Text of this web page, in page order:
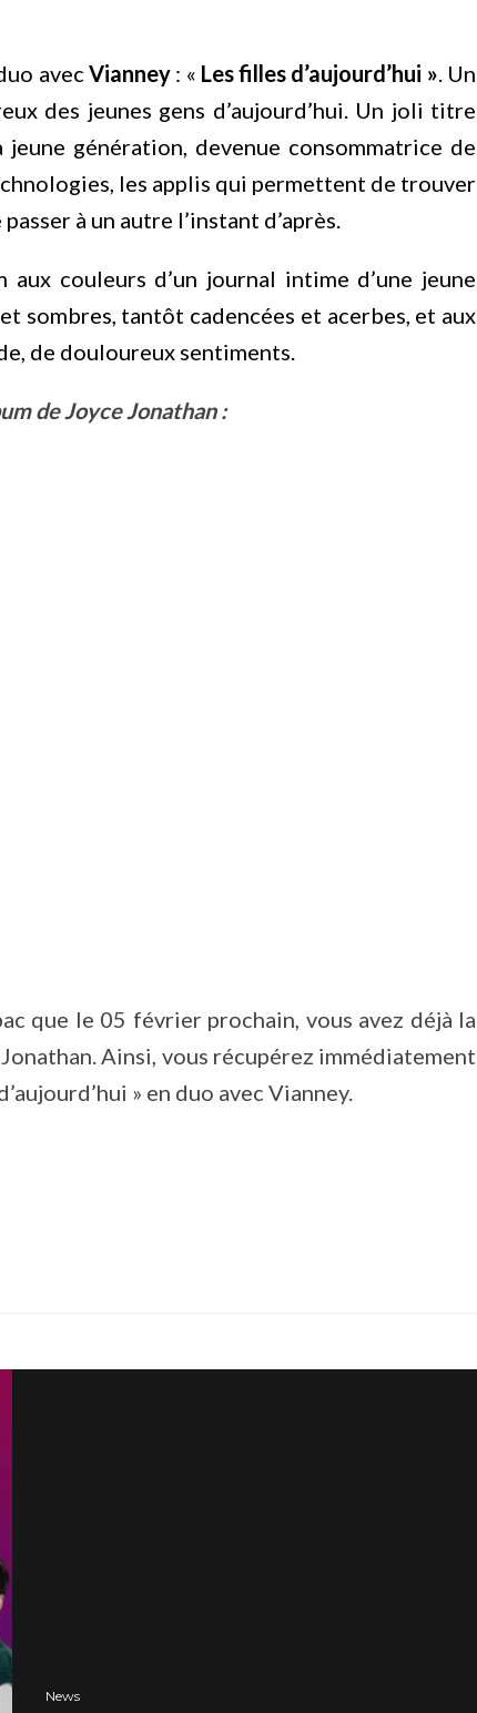
avecVianney : « Les filles d’aujourd’hui ». Un
des jeunes gens d’aujourd’hui. Un joli titre
génération, devenue consommatrice de
les applis qui permettent de trouver
à un autre l’instant d’après.
couleurs d’un journal intime d’une jeune
sombres, tantôt cadencées et acerbes, et aux
de douloureux sentiments.
de Joyce Jonathan :
que le 05 février prochain, vous avez déjà la
Jonathan. Ainsi, vous récupérez immédiatement
» en duo avec Vianney.
News